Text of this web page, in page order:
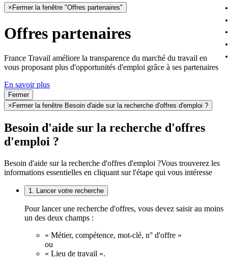
× Fermer la fenêtre "Offres partenaires"
Offres partenaires
France Travail améliore la transparence du marché du travail en
vous proposant plus d'opportunités d'emploi grâce à ses partenaires
En savoir plus
Fermer
× Fermer la fenêtre Besoin d'aide sur la recherche d'offres d'emploi ?
Besoin d'aide sur la recherche d'offres
d'emploi ?
Besoin d'aide sur la recherche d'offres d'emploi ?Vous trouverez les
informations essentielles en cliquant sur l'étape qui vous intéresse
1. Lancer votre recherche
Pour lancer une recherche d'offres, vous devez saisir au moins
un des deux champs :
« Métier, compétence, mot-clé, n° d'offre »
ou
« Lieu de travail ».